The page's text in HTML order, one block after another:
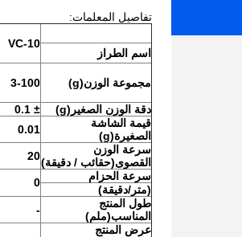
تفاصيل المعلمات:
VC-10
اسم الطراز
مجموعة الوزن(
g
)
3-100
دقة الوزن الصغير (
g
)
± 0.1
قيمة الشاشة
الصغيرة(
g
)
0.01
سرعة الوزن
القصوى(حقائب / دقيقة)
20
سرعة الحزام
0
(متر/دقيقة)
طول المنتج
المناسب(ملم)
-
عرض المنتج